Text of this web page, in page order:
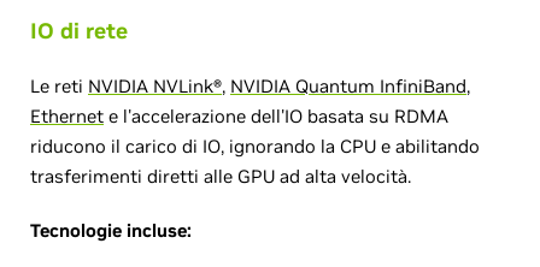
IO di rete
Le reti NVIDIA NVLink®, NVIDIA Quantum InfiniBand,
Ethernet e l'accelerazione dell'IO basata su RDMA
riducono il carico di IO, ignorando la CPU e abilitando
trasferimenti diretti alle GPU ad alta velocità.
Tecnologie incluse: